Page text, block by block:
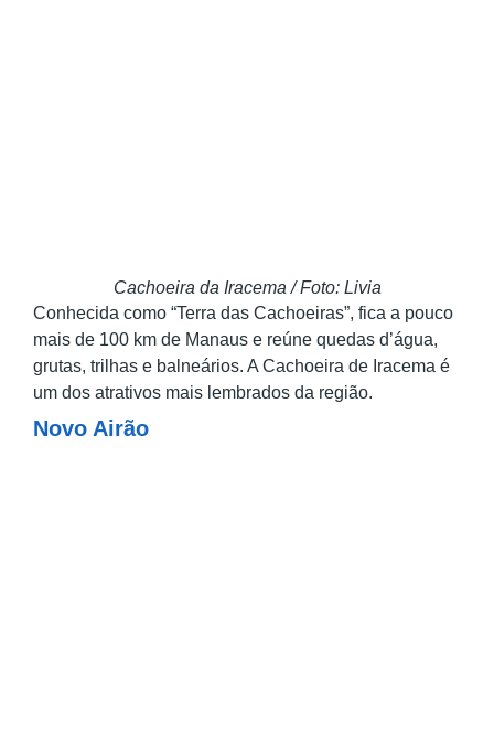
Cachoeira da Iracema / Foto: Livia
Conhecida como “Terra das Cachoeiras”, fica a pouco
mais de 100 km de Manaus e reúne quedas d’água,
grutas, trilhas e balneários. A Cachoeira de Iracema é
um dos atrativos mais lembrados da região.
Novo Airão